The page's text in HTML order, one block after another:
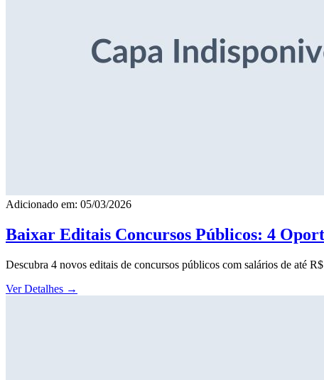
Adicionado em: 05/03/2026
Baixar Editais Concursos Públicos: 4
Descubra 4 novos editais de concursos públicos com salários de até
Ver Detalhes →